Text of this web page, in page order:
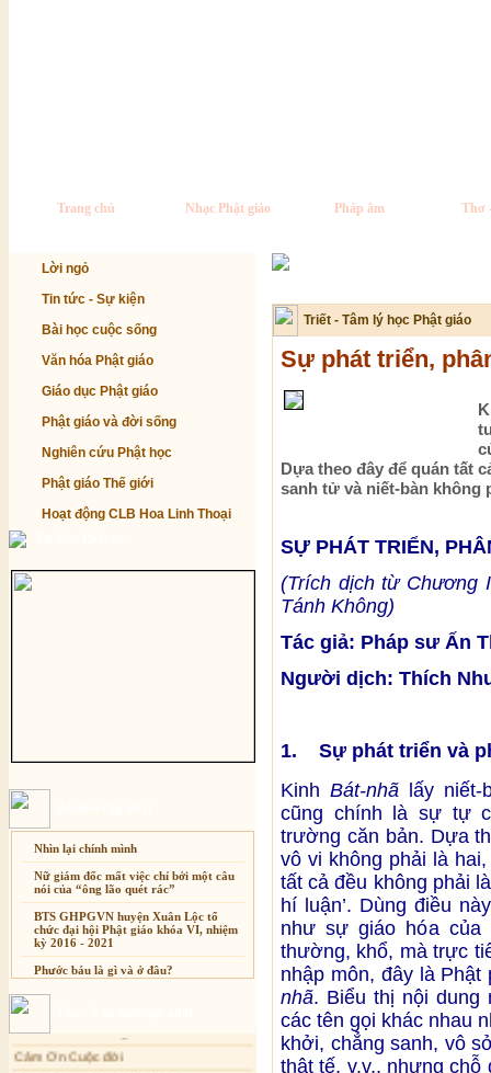
Trang chủ Nhạc Phật giáo Pháp âm Thơ
Lời ngỏ
Tin tức - Sự kiện
Bài học cuộc sống
Văn hóa Phật giáo
Giáo dục Phật giáo
Phật giáo và đời sống
Nghiên cứu Phật học
Phật giáo Thế giới
Hoạt động CLB Hoa Linh Thoại
Nhìn lại chính mình
Nữ giám đốc mất việc chỉ bởi một câu
nói của “ông lão quét rác”
BTS GHPGVN huyện Xuân Lộc tổ
chức đại hội Phật giáo khóa VI, nhiệm
kỳ 2016 - 2021
Phước báu là gì và ở đâu?
Sự thương-ghét của con người
Cải đạo: Nguyên nhân & giải pháp
Xuân Thi
Cảm Tác Nỗi Lòng Lưu Dân
Cảm Ơn Cuộc đời
Chúc Mừng Năm Mới 2018
Triết - Tâm lý học Phật giáo
Sự phát triển,
Dựa theo đây để quán tất
sanh tử và niết-bàn không
SỰ PHÁT TRIỂN,
(Trích dịch từ Chương
Tánh Không)
Tác giả: Pháp sư Ấn
Người dịch: Thích
1. Sự phát triển và
Kinh Bát-nhã lấy niết-
cũng chính là sự tự
trường căn bản. Dựa
vô vi không phải là
tất cả đều không phải
hí luận’. Dùng điều
như sự giáo hóa của
thường, khổ, mà trực
nhập môn, đây là
nhã. Biểu thị nội dung
các tên gọi khác nhau
khởi, chẳng sanh, vô
thật tế, v.v., nhưng